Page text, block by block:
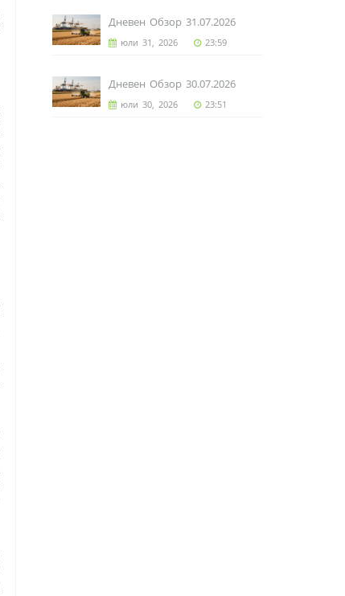
Дневен Обзор 31.07.2026
юли 31, 2026 23:59
Дневен Обзор 30.07.2026
юли 30, 2026 23:51